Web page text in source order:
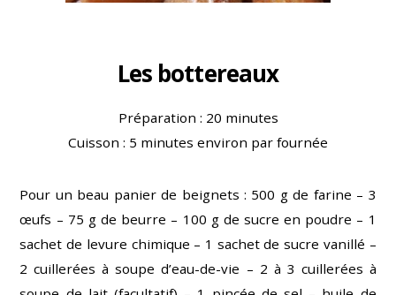
Les bottereaux
Préparation : 20 minutes
Cuisson : 5 minutes environ par fournée
Pour un beau panier de beignets : 500 g de farine – 3
œufs – 75 g de beurre – 100 g de sucre en poudre – 1
sachet de levure chimique – 1 sachet de sucre vanillé –
2 cuillerées à soupe d’eau-de-vie – 2 à 3 cuillerées à